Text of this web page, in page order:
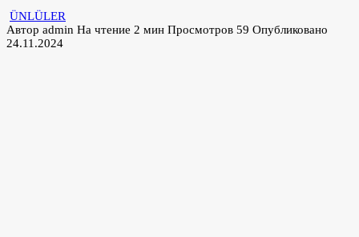
ÜNLÜLER
Автор admin На чтение 2 мин Просмотров 59 Опубликовано
24.11.2024